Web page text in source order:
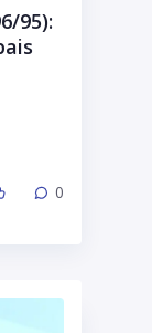
95):
0